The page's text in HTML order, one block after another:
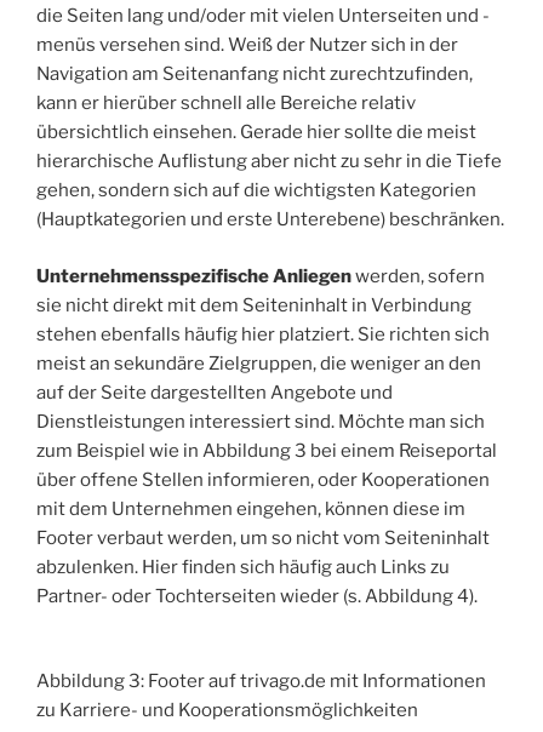
die Seiten lang und/oder mit vielen Unterseiten und -
menüs versehen sind. Weiß der Nutzer sich in der
Navigation am Seitenanfang nicht zurechtzufinden,
kann er hierüber schnell alle Bereiche relativ
übersichtlich einsehen. Gerade hier sollte die meist
hierarchische Auflistung aber nicht zu sehr in die Tiefe
gehen, sondern sich auf die wichtigsten Kategorien
(Hauptkategorien und erste Unterebene) beschränken.
Unternehmensspezifische Anliegenwerden, sofern
sie nicht direkt mit dem Seiteninhalt in Verbindung
stehen ebenfalls häufig hier platziert. Sie richten sich
meist an sekundäre Zielgruppen, die weniger an den
auf der Seite dargestellten Angebote und
Dienstleistungen interessiert sind. Möchte man sich
zum Beispiel wie in Abbildung 3 bei einem Reiseportal
über offene Stellen informieren, oder Kooperationen
mit dem Unternehmen eingehen, können diese im
Footer verbaut werden, um so nicht vom Seiteninhalt
abzulenken. Hier finden sich häufig auch Links zu
Partner- oder Tochterseiten wieder (s. Abbildung 4).
Abbildung 3: Footer auf trivago.de mit Informationen
zu Karriere- und Kooperationsmöglichkeiten